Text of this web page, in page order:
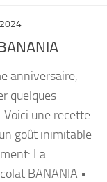
anniversaire,
quelques
une recette
goût inimitable
La
BANANIA •